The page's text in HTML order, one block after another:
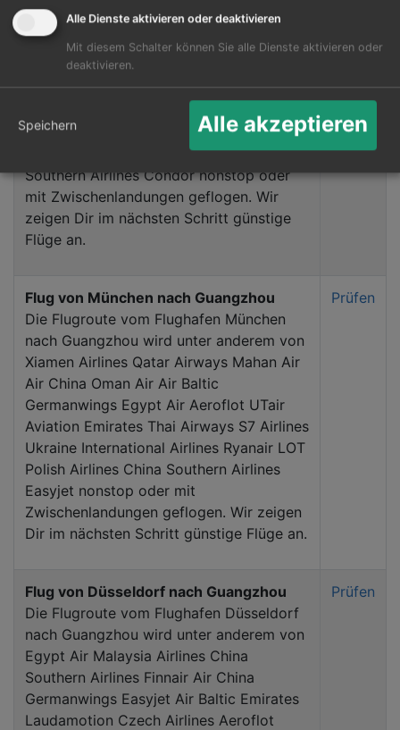
Main nach Guangzhou wird unter
anderem von Air China Lufthansa China
Eastern Vietnam Airlines Korean Air
Cathay Pacific Airways Wizz Air Ryanair
Ukraine International Airlines Egypt Air
LOT Polish Airlines China Airlines China
Southern Airlines Condor nonstop oder
mit Zwischenlandungen geflogen. Wir
zeigen Dir im nächsten Schritt günstige
Flüge an.
Flug von München nach Guangzhou
Die Flugroute vom Flughafen München
nach Guangzhou wird unter anderem von
Xiamen Airlines Qatar Airways Mahan Air
Air China Oman Air Air Baltic
Germanwings Egypt Air Aeroflot UTair
Aviation Emirates Thai Airways S7 Airlines
Ukraine International Airlines Ryanair LOT
Polish Airlines China Southern Airlines
Easyjet nonstop oder mit
Zwischenlandungen geflogen. Wir zeigen
Dir im nächsten Schritt günstige Flüge an.
Prüfen
Flug von Düsseldorf nach Guangzhou
Die Flugroute vom Flughafen Düsseldorf
nach Guangzhou wird unter anderem von
Egypt Air Malaysia Airlines China
Southern Airlines Finnair Air China
Germanwings Easyjet Air Baltic Emirates
Laudamotion Czech Airlines Aeroflot
Prüfen
Alle Dienste aktivieren oder deaktivieren
Mit diesem Schalter können Sie alle Dienste aktivieren oder
deaktivieren.
Speichern Alle akzeptieren